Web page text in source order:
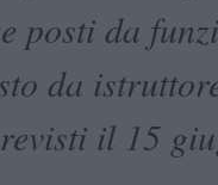
posti da
da
il 15